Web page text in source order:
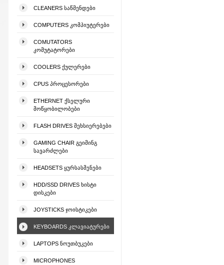
CLEANERS ᲡᲐᲬᲛᲔᲜᲓᲔᲑᲘ
COMPUTERS ᲙᲝᲛᲞᲘᲣᲢᲔᲠᲔᲑᲘ
COMUTATORS
ᲙᲝᲛᲣᲢᲐᲢᲝᲠᲔᲑᲘ
COOLERS ᲥᲣᲚᲔᲠᲔᲑᲘ
CPUS ᲞᲠᲝᲪᲔᲡᲝᲠᲔᲑᲘ
ETHERNET ᲥᲡᲔᲚᲣᲠᲘ
ᲛᲝᲬᲧᲝᲑᲘᲚᲝᲑᲔᲑᲘ
FLASH DRIVES ᲛᲔᲮᲡᲘᲔᲠᲔᲑᲔᲑᲘ
GAMING CHAIR ᲒᲔᲘᲛᲘᲜᲒ
ᲡᲐᲕᲐᲠᲫᲚᲔᲑᲘ
HEADSETS ᲧᲣᲠᲡᲐᲡᲛᲔᲜᲔᲑᲘ
HDD/SSD DRIVES ᲮᲘᲡᲢᲘ
ᲓᲘᲡᲙᲔᲑᲘ
JOYSTICKS ᲯᲝᲘᲡᲢᲘᲙᲔᲑᲘ
KEYBOARDS ᲙᲚᲐᲕᲘᲐᲢᲣᲠᲔᲑᲘ
LAPTOPS ᲜᲝᲣᲗᲑᲣᲙᲔᲑᲘ
MICROPHONES